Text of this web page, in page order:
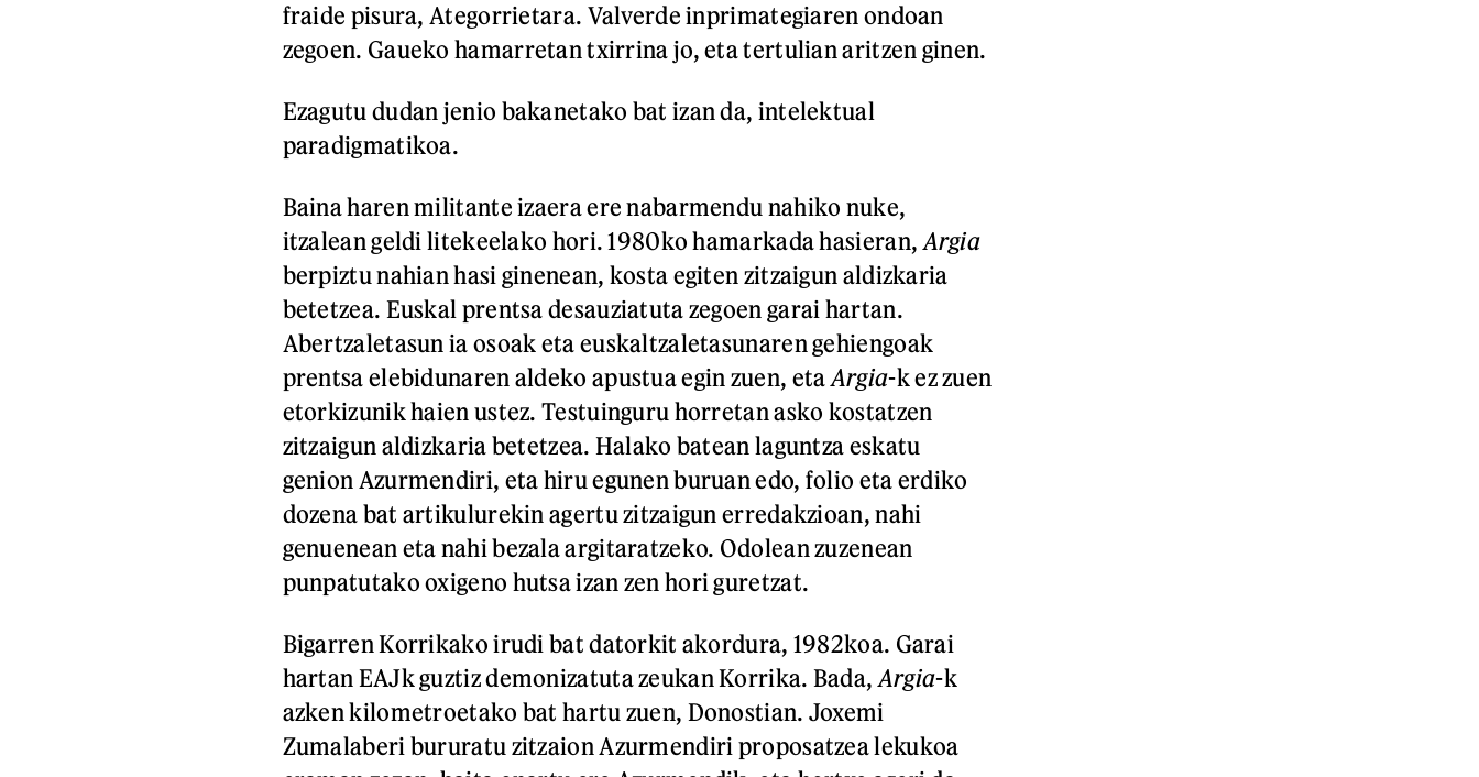
fraide pisura, Ategorrietara. Valverde inprimategiaren ondoan
zegoen. Gaueko hamarretan txirrina jo, eta tertulian aritzen ginen.
Ezagutu dudan jenio bakanetako bat izan da, intelektual
paradigmatikoa.
Baina haren militante izaera ere nabarmendu nahiko nuke,
itzalean geldi litekeelako hori. 1980ko hamarkada hasieran, Argia
berpiztu nahian hasi ginenean, kosta egiten zitzaigun aldizkaria
betetzea. Euskal prentsa desauziatuta zegoen garai hartan.
Abertzaletasun ia osoak eta euskaltzaletasunaren gehiengoak
prentsa elebidunaren aldeko apustua egin zuen, eta Argia-k ez zuen
etorkizunik haien ustez. Testuinguru horretan asko kostatzen
zitzaigun aldizkaria betetzea. Halako batean laguntza eskatu
genion Azurmendiri, eta hiru egunen buruan edo, folio eta erdiko
dozena bat artikulurekin agertu zitzaigun erredakzioan, nahi
genuenean eta nahi bezala argitaratzeko. Odolean zuzenean
punpatutako oxigeno hutsa izan zen hori guretzat.
Bigarren Korrikako irudi bat datorkit akordura, 1982koa. Garai
hartan EAJk guztiz demonizatuta zeukan Korrika. Bada, Argia-k
azken kilometroetako bat hartu zuen, Donostian. Joxemi
Zumalaberi bururatu zitzaion Azurmendiri proposatzea lekukoa